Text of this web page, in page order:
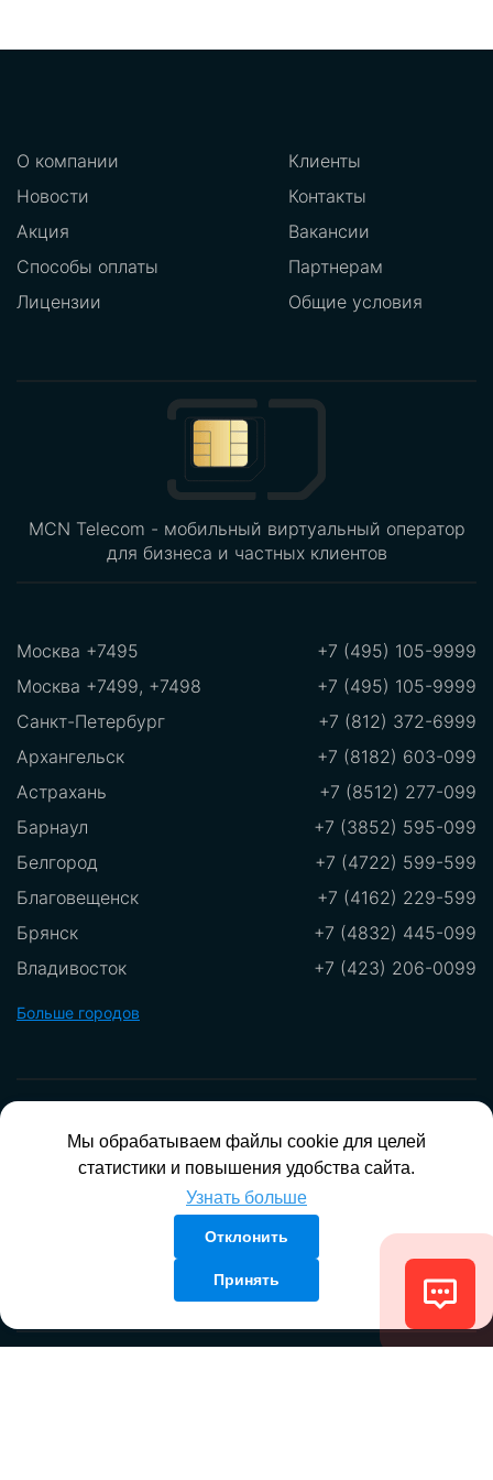
Мы обрабатываем файлы cookie для целей
статистики и повышения удобства сайта.
Узнать больше
Отклонить
Принять
О компании
Новости
Акция
Способы оплаты
Лицензии
Клиенты
Контакты
Вакансии
Партнерам
Общие условия
MCN Telecom - мобильный виртуальный оператор
для бизнеса и частных клиентов
Москва +7495
+7 (495) 105-9999
Москва +7499, +7498
+7 (495) 105-9999
Санкт-Петербург
+7 (812) 372-6999
Архангельск
+7 (8182) 603-099
Астрахань
+7 (8512) 277-099
Барнаул
+7 (3852) 595-099
Белгород
+7 (4722) 599-599
Благовещенск
+7 (4162) 229-599
Брянск
+7 (4832) 445-099
Владивосток
+7 (423) 206-0099
Владикавказ
Вологда
+7 (8172) 550-099
Воронеж
+7 (473) 212-2099
Екатеринбург
+7 (343) 302-0099
+7 (4932) 700-099
+7 (3412) 209-099
+7 (3952) 199-099
+7 (843) 207-0099
Больше городов
115487, Москва,
Что мы можем сделать для Вас? Звоните:
+7 (495) 105-9999